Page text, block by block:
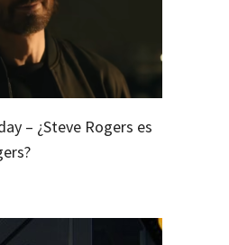
– ¿Steve Rogers es